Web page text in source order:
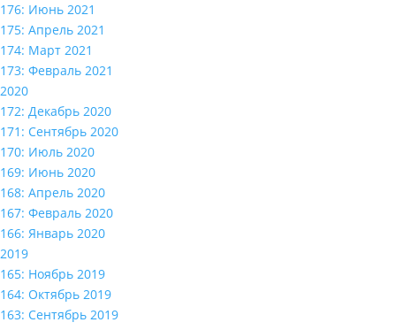
176: Июнь 2021
175: Апрель 2021
174: Март 2021
173: Февраль 2021
2020
172: Декабрь 2020
171: Сентябрь 2020
170: Июль 2020
169: Июнь 2020
168: Апрель 2020
167: Февраль 2020
166: Январь 2020
2019
165: Ноябрь 2019
164: Октябрь 2019
163: Сентябрь 2019